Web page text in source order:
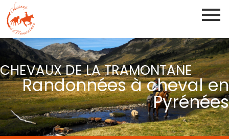
CHEVAUX DE LA TRAMONTANE
Randonnées à cheval en
Pyrénées